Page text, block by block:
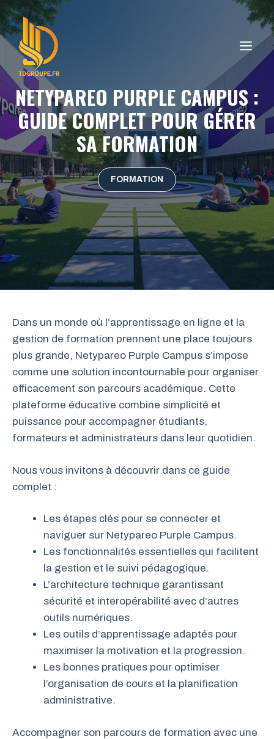
Aller
au
contenu
NETYPAREO PURPLE CAMPUS :
GUIDE COMPLET POUR GÉRER
SA FORMATION
FORMATION
Dans un monde où l’apprentissage en ligne et la
gestion de formation prennent une place toujours
plus grande, Netypareo Purple Campus s’impose
comme une solution incontournable pour organiser
efficacement son parcours académique. Cette
plateforme éducative combine simplicité et
puissance pour accompagner étudiants,
formateurs et administrateurs dans leur quotidien.
Nous vous invitons à découvrir dans ce guide
complet :
Les étapes clés pour se connecter et
naviguer sur Netypareo Purple Campus.
Les fonctionnalités essentielles qui facilitent
la gestion et le suivi pédagogique.
L’architecture technique garantissant
sécurité et interopérabilité avec d’autres
outils numériques.
Les outils d’apprentissage adaptés pour
maximiser la motivation et la progression.
Les bonnes pratiques pour optimiser
l’organisation de cours et la planification
administrative.
Accompagner son parcours de formation avec une